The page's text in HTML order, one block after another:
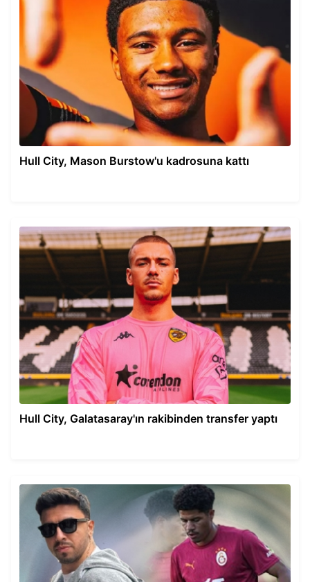
Hull City, Mason Burstow'u kadrosuna kattı
Hull City, Galatasaray'ın rakibinden transfer yaptı